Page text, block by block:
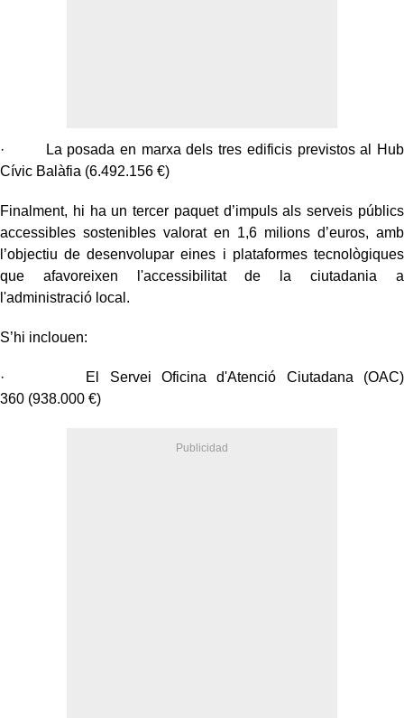
· La posada en marxa dels tres edificis previstos al Hub
Cívic Balàfia (6.492.156 €)
Finalment, hi ha un tercer paquet d’impuls als serveis públics
accessibles sostenibles valorat en 1,6 milions d’euros, amb
l’objectiu de desenvolupar eines i plataformes tecnològiques
que afavoreixen l'accessibilitat de la ciutadania a
l'administració local.
S’hi inclouen:
· El Servei Oficina d'Atenció Ciutadana (OAC)
360 (938.000 €)